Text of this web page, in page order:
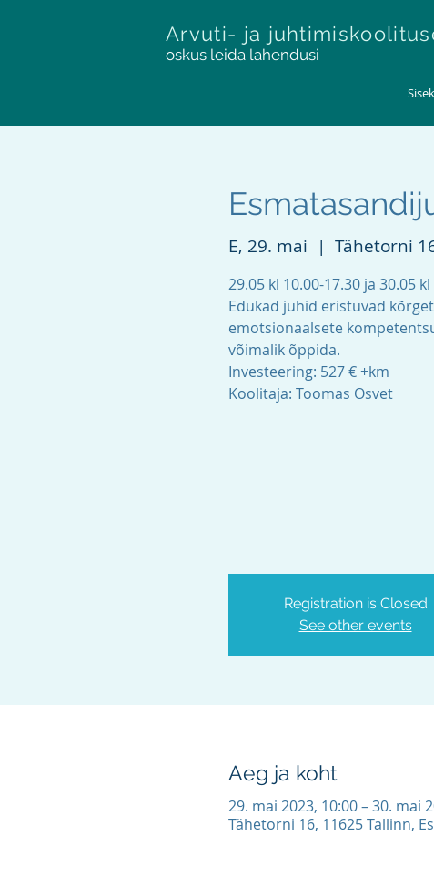
Arvuti- ja
oskus leida lahendusi
E, 29. mai
  |
Tähetorni
29.05 kl 10.00-17.30 ja 30.05
Edukad juhid eristuvad
emotsionaalsete
võimalik õppida.
Investeering: 527 € +km
Koolitaja: Toomas Osvet
Registration is Closed
See other events
Aeg ja koht
29. mai 2023, 10:00 – 30. mai
Tähetorni 16, 11625 Tallinn,